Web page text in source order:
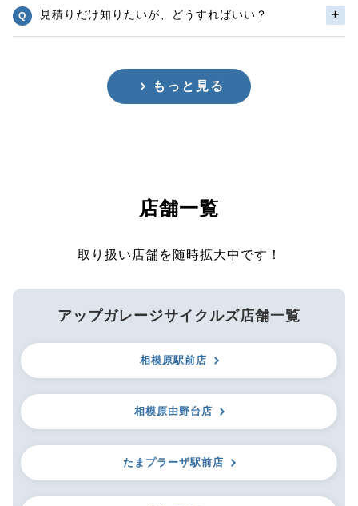
見積りだけ知りたいが、どうすればいい？
もっと見る
店舗一覧
取り扱い店舗を随時拡大中です！
アップガレージサイクルズ店舗一覧
相模原駅前店
相模原由野台店
たまプラーザ駅前店